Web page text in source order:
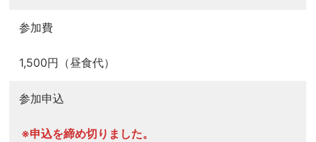
参加費
1,500円（昼食代）
参加申込
※申込を締め切りました。